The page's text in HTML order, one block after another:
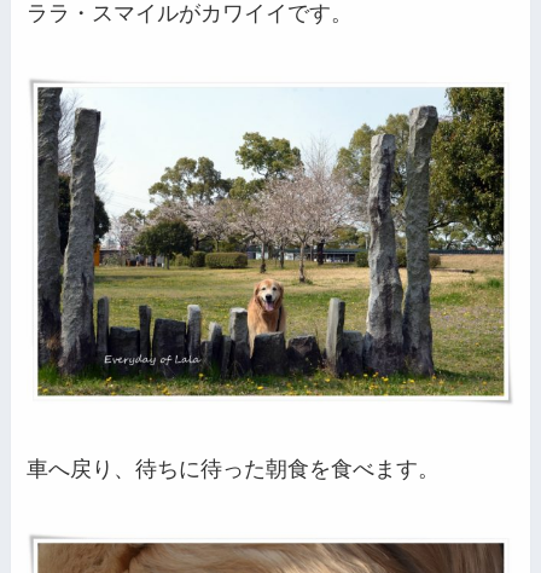
ララ・スマイルがカワイイです。
車へ戻り、待ちに待った朝食を食べます。